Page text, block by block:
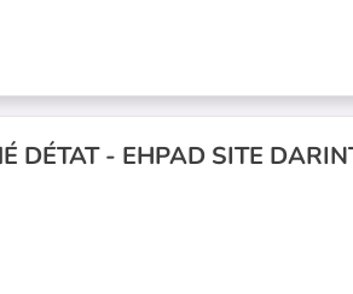
DÉTAT - EHPAD SITE